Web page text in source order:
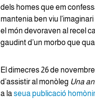
dels homes que em
mantenia ben viu
el món devoraven al recel
gaudint d’un morbo que
El dimecres 26 de
d’assistir al monòleg Una
a laseua publicació